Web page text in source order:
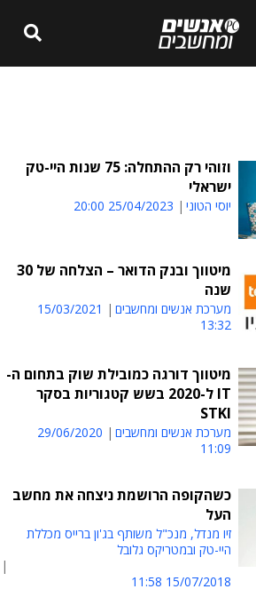
וזוהי רק ההתחלה: 75 שנות היי-טק
ישראלי
יוסי הטוני 25/04/2023 20:00
מיטווך ובנק הדואר – הצלחה של 30
שנה
מערכת אנשים ומחשבים
15/03/2021
13:32
מיטווך דורגה כמובילת שוק בתחום ה-
IT ל-2020 בשש קטגוריות בסקר
STKI
מערכת אנשים ומחשבים
29/06/2020
11:09
כשהקופה הרושמת ניצחה את מחשב
העל
זיו מנדל, מנכ"ל משותף בג'ון ברייס מכללת
היי-טק ובמטריקס גלובל
15/07/2018 11:58